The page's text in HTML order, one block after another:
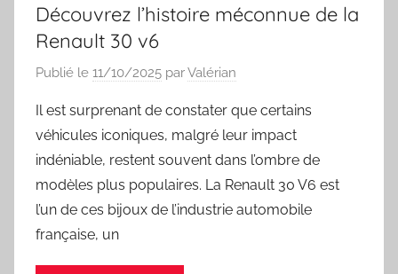
Découvrez l’histoire méconnue de la
Renault 30 v6
Publié le 11/10/2025 parValérian
Il est surprenant de constater que certains
véhicules iconiques, malgré leur impact
indéniable, restent souvent dans l’ombre de
modèles plus populaires. La Renault 30 V6 est
l’un de ces bijoux de l’industrie automobile
française, un